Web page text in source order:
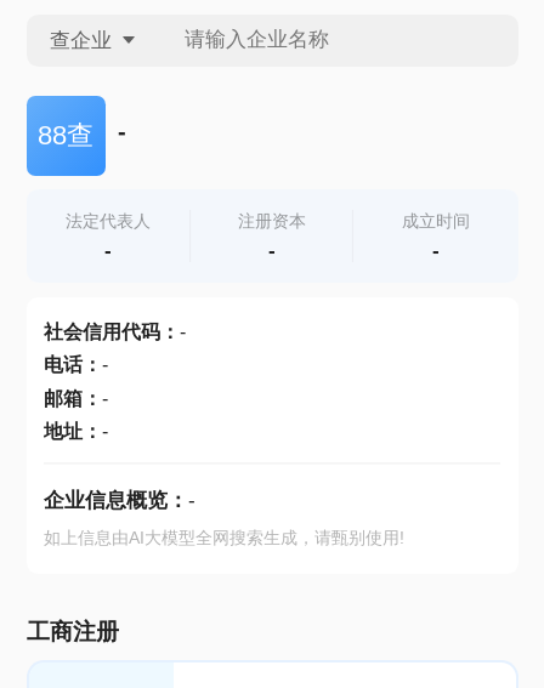
查企业
查企业
查产地
88查 -
法定代表人
-
注册资本
-
成立时间
-
社会信用代码： -
电话： -
邮箱： -
地址： -
企业信息概览： -
如上信息由AI大模型全网搜索生成，请甄别使用!
工商注册